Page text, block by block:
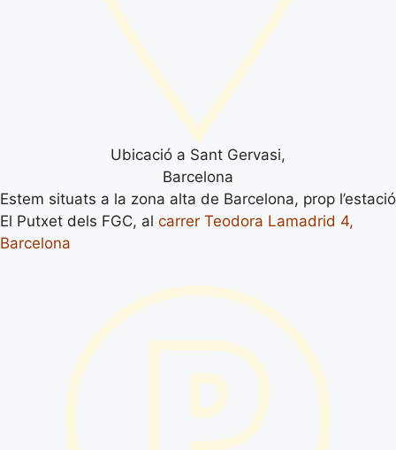
Ubicació a Sant Gervasi,
Barcelona
Estem situats a la zona alta de Barcelona, prop l’estació
El Putxet dels FGC, al carrer Teodora Lamadrid 4,
Barcelona